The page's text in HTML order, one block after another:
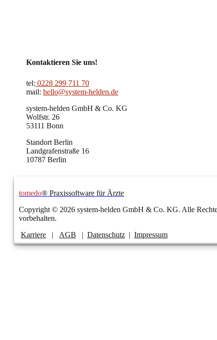
Kontaktieren Sie uns!
tel: 0228 299 711 70
mail: hello@system-helden.de
system-helden GmbH & Co. KG
Wolfstr. 26
53111 Bonn
Standort Berlin
Landgrafenstraße 16
10787 Berlin
tomedo® Praxissoftware für Ärzte
Copyright © 2026 system-helden GmbH & Co. KG. Alle
vorbehalten.
Karriere | AGB | Datenschutz | Impressum